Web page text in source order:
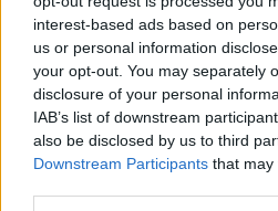
interest-based ads based on
us or personal information
your opt-out. You may separately
disclosure of your personal
IAB’s list of downstream
also be disclosed by us to third
Downstream Participants that may